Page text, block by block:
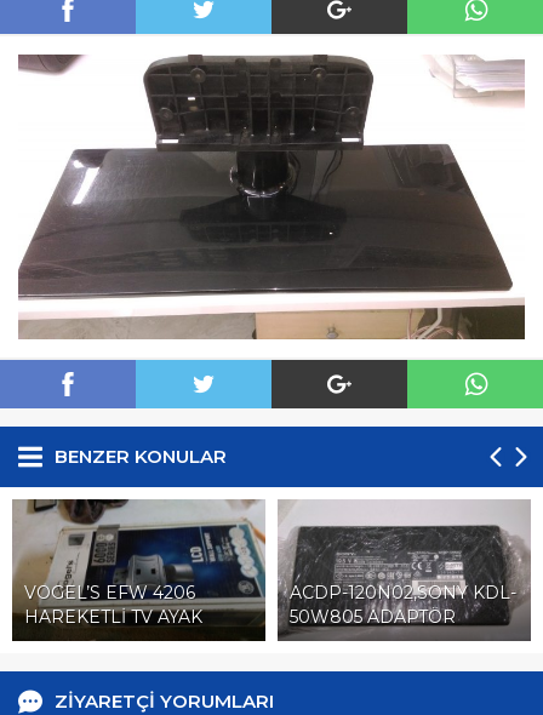
BENZER KONULAR
VOGEL’S EFW 4206
HAREKETLİ TV AYAK
ACDP-120N02,SONY KDL-
50W805 ADAPTÖR
ZİYARETÇİ YORUMLARI